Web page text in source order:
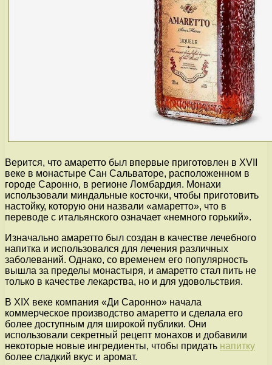
Верится, что амаретто был впервые приготовлен в XVII
веке в монастыре Сан Сальваторе, расположенном в
городе Саронно, в регионе Ломбардия. Монахи
использовали миндальные косточки, чтобы приготовить
настойку, которую они назвали «амаретто», что в
переводе с итальянского означает «немного горький».
Изначально амаретто был создан в качестве лечебного
напитка и использовался для лечения различных
заболеваний. Однако, со временем его популярность
вышла за пределы монастыря, и амаретто стал пить не
только в качестве лекарства, но и для удовольствия.
В XIX веке компания «Ди Саронно» начала
коммерческое производство амаретто и сделала его
более доступным для широкой публики. Они
использовали секретный рецепт монахов и добавили
некоторые новые ингредиенты, чтобы придать напитку
более сладкий вкус и аромат.